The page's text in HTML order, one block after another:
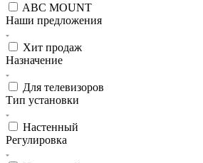
ABC MOUNT
Наши предложения
Хит продаж
Назначение
Для телевизоров
Тип установки
Настенный
Регулировка